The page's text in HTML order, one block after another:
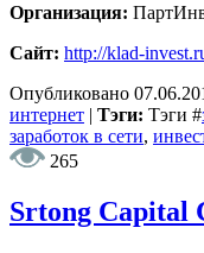
Организация:
Сайт: http://klad-
Опубликовано
интернет | Тэги: Тэги #
заработок в сети,
265
Srtong Capital